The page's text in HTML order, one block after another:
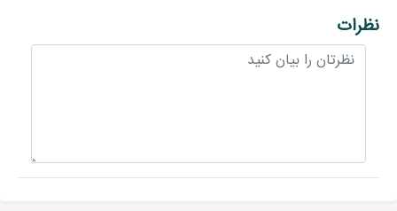
نظرات